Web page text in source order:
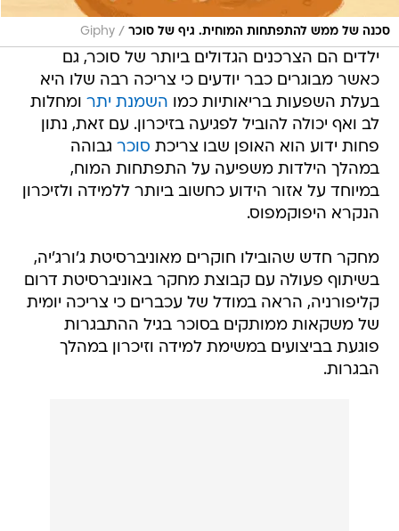
סכנה של ממש להתפתחות המוחית. גיף של סוכר /
Giphy
ילדים הם הצרכנים הגדולים ביותר של סוכר, גם
כאשר מבוגרים כבר יודעים כי צריכה רבה שלו היא
בעלת השפעות בריאותיות כמו השמנת יתר ומחלות
לב ואף יכולה להוביל לפגיעה בזיכרון. עם זאת, נתון
פחות ידוע הוא האופן שבו צריכת סוכר גבוהה
במהלך הילדות משפיעה על התפתחות המוח,
במיוחד על אזור הידוע כחשוב ביותר ללמידה ולזיכרון
הנקרא היפוקמפוס.
מחקר חדש שהובילו חוקרים מאוניברסיטת ג'ורג'יה,
בשיתוף פעולה עם קבוצת מחקר באוניברסיטת דרום
קליפורניה, הראה במודל של עכברים כי צריכה יומית
של משקאות ממותקים בסוכר בגיל ההתבגרות
פוגעת בביצועים במשימת למידה וזיכרון במהלך
הבגרות.